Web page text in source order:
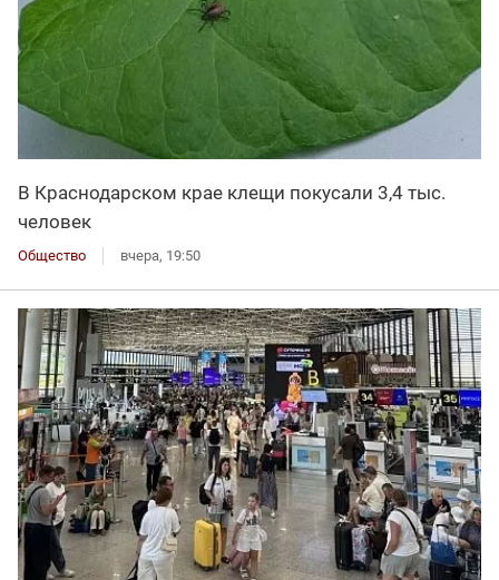
В Краснодарском крае клещи покусали 3,4 тыс.
человек
Общество вчера, 19:50